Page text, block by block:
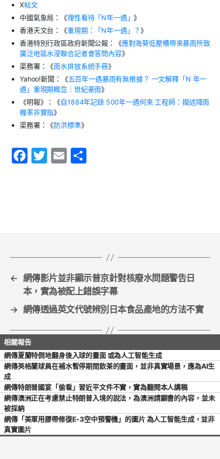
X帖文
中國氣象局：《理性看待「N年一遇」》
香港天文台：《重現期：「N年一遇」？》
香港特別行政區政府新聞公報：《應對海葵低壓槽帶來暴雨所致
廣泛地區水浸聯合記者會答問內容》
渠務署：《雨水排放系統手冊》
Yahoo!新聞：《五百年一遇暴雨有無根據？ 一文解釋「N 年一
遇」重現期概念｜世紀豪雨》
《明報》：《自1884年記錄 500年一遇何來 工程師：描述降雨
機率非實指》
渠務署：《防洪標準》
F
T
E
← 網傳影片並非顯示普京針對核廢水問題警告日
本，實為被配上錯誤字幕
→ 網傳透過英文代號辨別日本食品產地的方法不實
網傳夏蘭特倒地翻身後入球的畫面 或為人工智能生成
網傳英格蘭球員在補水暫停期間飲茶的畫面，並非真實場景，應為AI生
成
網傳特朗普國宴「偷看」習近平文件不實，實為翻閱本人講稿
網傳澳洲正在考慮禁止特朗普入境的說法，為澳洲請願書的內容，並未
被採納
網傳「美軍用膠帶修復E-3空中預警機」的圖片 為人工智能生成，並非
真實圖片